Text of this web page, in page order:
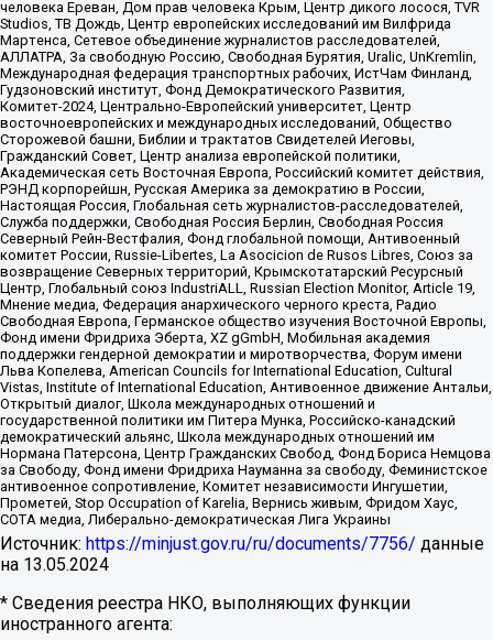
человека Ереван, Дом прав человека Крым, Центр дикого лосося, TVR
Studios, ТВ Дождь, Центр европейских исследований им Вилфрида
Мартенса, Сетевое объединение журналистов расследователей,
АЛЛАТРА, За свободную Россию, Свободная Бурятия, Uralic, UnKremlin,
Международная федерация транспортных рабочих, ИстЧам Финланд,
Гудзоновский институт, Фонд Демократического Развития,
Комитет-2024, Центрально-Европейский университет, Центр
восточноевропейских и международных исследований, Общество
Сторожевой башни, Библии и трактатов Свидетелей Иеговы,
Гражданский Совет, Центр анализа европейской политики,
Академическая сеть Восточная Европа, Российский комитет действия,
РЭНД корпорейшн, Русская Америка за демократию в России,
Настоящая Россия, Глобальная сеть журналистов-расследователей,
Служба поддержки, Свободная Россия Берлин, Свободная Россия
Северный Рейн-Вестфалия, Фонд глобальной помощи, Антивоенный
комитет России, Russie-Libertes, La Asocicion de Rusos Libres, Союз за
возвращение Северных территорий, Крымскотатарский Ресурсный
Центр, Глобальный союз IndustriALL, Russian Election Monitor, Article 19,
Мнение медиа, Федерация анархического черного креста, Радио
Свободная Европа, Германское общество изучения Восточной Европы,
Фонд имени Фридриха Эберта, XZ gGmbH, Мобильная академия
поддержки гендерной демократии и миротворчества, Форум имени
Льва Копелева, American Councils for International Education, Cultural
Vistas, Institute of International Education, Антивоенное движение Антальи,
Открытый диалог, Школа международных отношений и
государственной политики им Питера Мунка, Российско-канадский
демократический альянс, Школа международных отношений им
Нормана Патерсона, Центр Гражданских Свобод, Фонд Бориса Немцова
за Свободу, Фонд имени Фридриха Науманна за свободу, Феминистское
антивоенное сопротивление, Комитет независимости Ингушетии,
Прометей, Stop Occupation of Karelia, Вернись живым, Фридом Хаус,
СОТА медиа, Либерально-демократическая Лига Украины
Источник: https://minjust.gov.ru/ru/documents/7756/ данные
на 13.05.2024
* Сведения реестра НКО, выполняющих функции
иностранного агента: